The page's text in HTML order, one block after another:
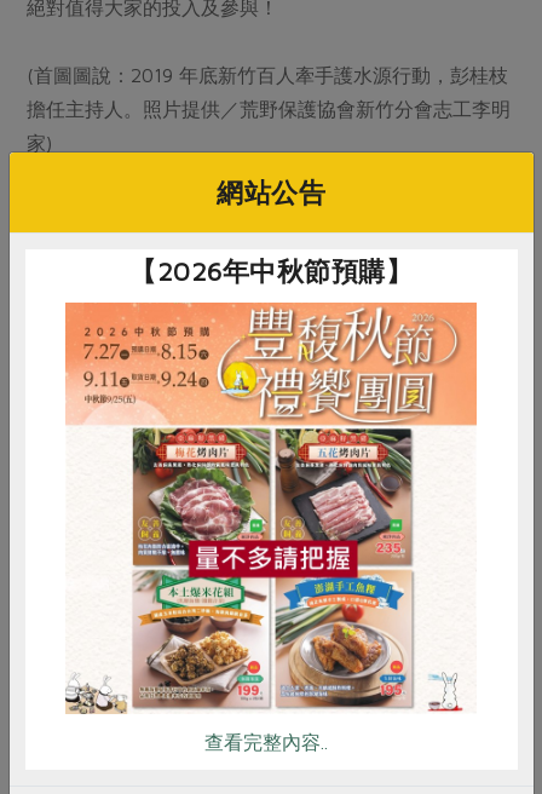
絕對值得大家的投入及參與！
(首圖圖說：2019 年底新竹百人牽手護水源行動，彭桂枝
擔任主持人。照片提供／荒野保護協會新竹分會志工李明
家)
彭桂枝
座右銘是「一群平凡人，造就一件不平凡的事」，致
RPET 食譜 減硝酸鹽
雞蛋 食安 共同購買
網站公告
【2026年中秋節預購】
查看完整內容..